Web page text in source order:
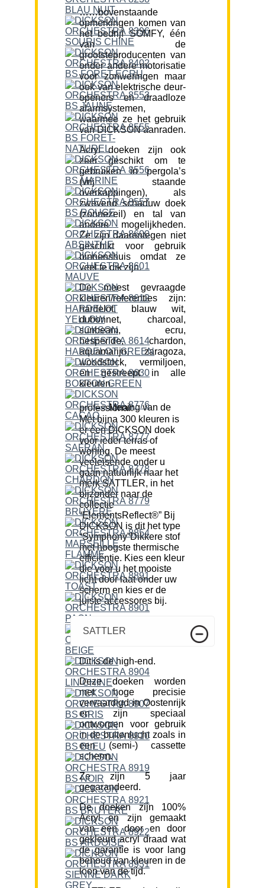
……bovenstaande
opmerkingen komen van
het bedrijf SOMFY, één
van de
grootsteproducenten van
onder andere motorisatie
voor zonweringen maar
ook van elektrische deur-
openers en draadloze
alarmsystemen,
waarmee ze het gebruik
van DICKSON aanraden.
Acryl doeken zijn ook
zeer geschikt om te
gebruiken in pergola’s
(vrij staande
overkappingen), als
zwevend schaduw doek
(zonnezeil) en tal van
andere mogelijkheden.
Ze zijn daarentegen niet
geschikt voor gebruik
binnenshuis omdat ze
veel te dik zijn.
De meest gevraagde
kleuren/referenties zijn:
hardelot, blauw wit,
dubonnet, charcoal,
sunbeam, ecru,
hesperide, chardon,
aquamarijn, zaragoza,
woodstock, vermiljoen,
en gestreept in alle
kleuren.
Mening van de professional:
Met bijna 300 kleuren is
er een DICKSON doek
voor ieder terras of
woning. De meest
veeleisende onder u
gaan natuurlijk naar het
merk SATTLER, in het
bijzonder naar de
collectie
“ElementsReflect®” Bij
DICKSON is dit het type
“Symphony”Dikkere stof
met hoogste thermische
efficiëntie. Kies een kleur
die voor u het mooiste
licht door laat onder uw
scherm en kies er de
juiste accessores bij.
SATTLER
Dit is de high-end.
Deze doeken worden
met hoge precisie
vervaardigd in Oostenrijk
en zijn speciaal
ontworpen voor gebruik
in de buitenlucht zoals in
een (semi-) cassette
scherm.
Ze zijn 5 jaar
gegarandeerd.
De doeken zijn 100%
Acryl en zijn gemaakt
van een door en door
gekleurd acryl draad wat
de garantie is voor lang
behoud van kleuren in de
loop van de tijd.